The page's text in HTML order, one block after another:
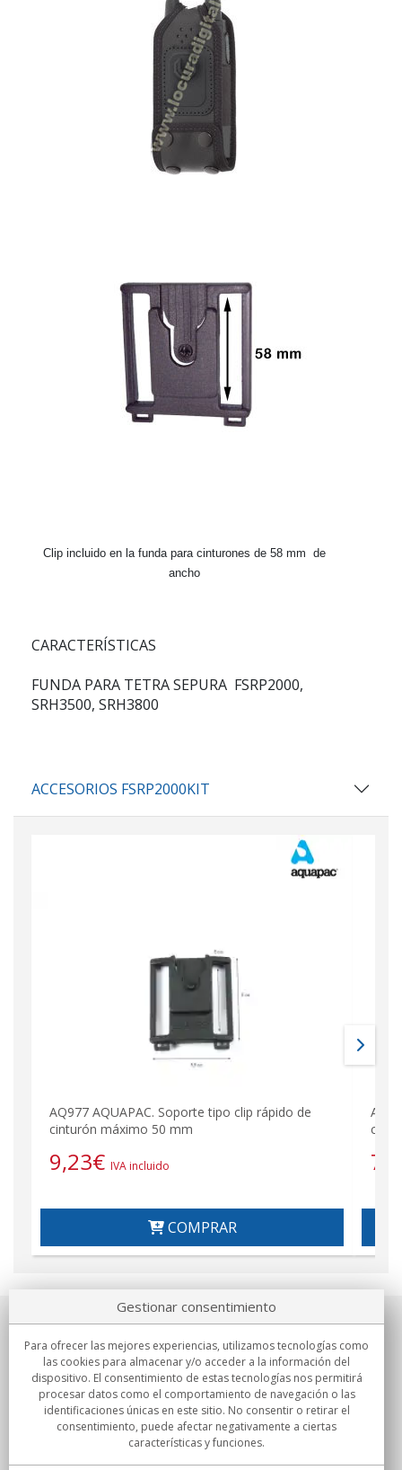
Clip incluido en la funda para cinturones de 58 mm de
ancho
CARACTERÍSTICAS
FUNDA PARA TETRA SEPURA FSRP2000,
SRH3500, SRH3800
ACCESORIOS FSRP2000KIT
AQ977 AQUAPAC. Soporte tipo clip rápido de
cinturón máximo 50 mm
9,23€ IVA incluido
COMPRAR
Sobre nosotros
Compromisos
Compras
Gestionar consentimiento
Para ofrecer las mejores experiencias, utilizamos tecnologías como
las cookies para almacenar y/o acceder a la información del
dispositivo. El consentimiento de estas tecnologías nos permitirá
procesar datos como el comportamiento de navegación o las
identificaciones únicas en este sitio. No consentir o retirar el
consentimiento, puede afectar negativamente a ciertas
características y funciones.